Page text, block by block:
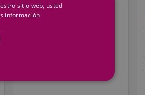
GENÉRICO
sitio web, usted
información